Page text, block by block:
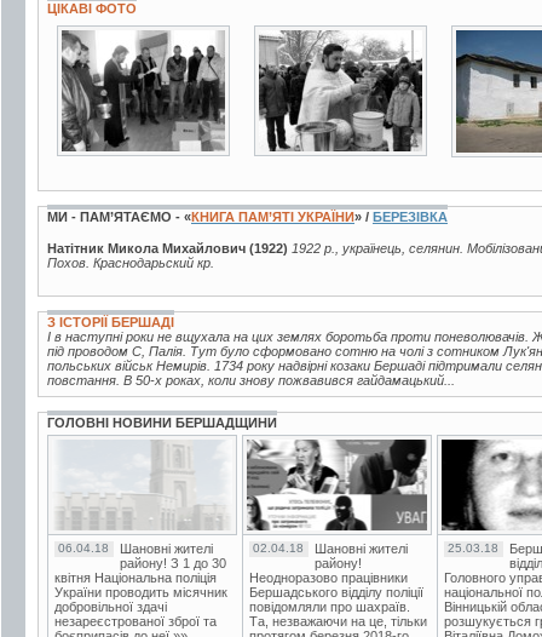
ЦІКАВІ ФОТО
3 фото
МИ - ПАМ’ЯТАЄМО - «КНИГА ПАМ’ЯТІ УКРАЇНИ» / БЕРЕЗІВКА
Натітник Микола Михайлович (1922) 1922 р., українець, селянин.
Похов. Краснодарьский кр.
З ІСТОРІЇ БЕРШАДІ
І в наступні роки не вщухала на цих землях боротьба проти поневолювачів.
під проводом С, Палія. Тут було сформовано сотню на чолі з сотником
польських військ Немирів. 1734 року надвірні козаки Бершаді підтримали
повстання. В 50-х роках, коли знову пожвавився гайдамацький...
ГОЛОВНІ НОВИНИ БЕРШАДЩИНИ
06.04.18
Шановні жителі
району! З 1 до 30
квітня Національна поліція
України проводить місячник
добровільної здачі
незареєстрованої зброї та
02.04.18
Шановні жителі
району!
Неодноразово працівники
Бершадського відділу поліції
повідомляли про шахраїв.
Та, незважаючи на це, тільки
25.03.18
Головного
національної
Вінницькій
розшукується